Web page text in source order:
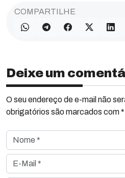
COMPARTILHE
Deixe um
O seu endereço de e-mail não
obrigatórios são marcados com *
Nome *
E-Mail *